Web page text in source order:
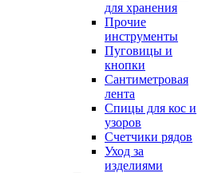
для хранения
Прочие
инструменты
Пуговицы и
кнопки
Сантиметровая
лента
Спицы для кос и
узоров
Счетчики рядов
Уход за
изделиями